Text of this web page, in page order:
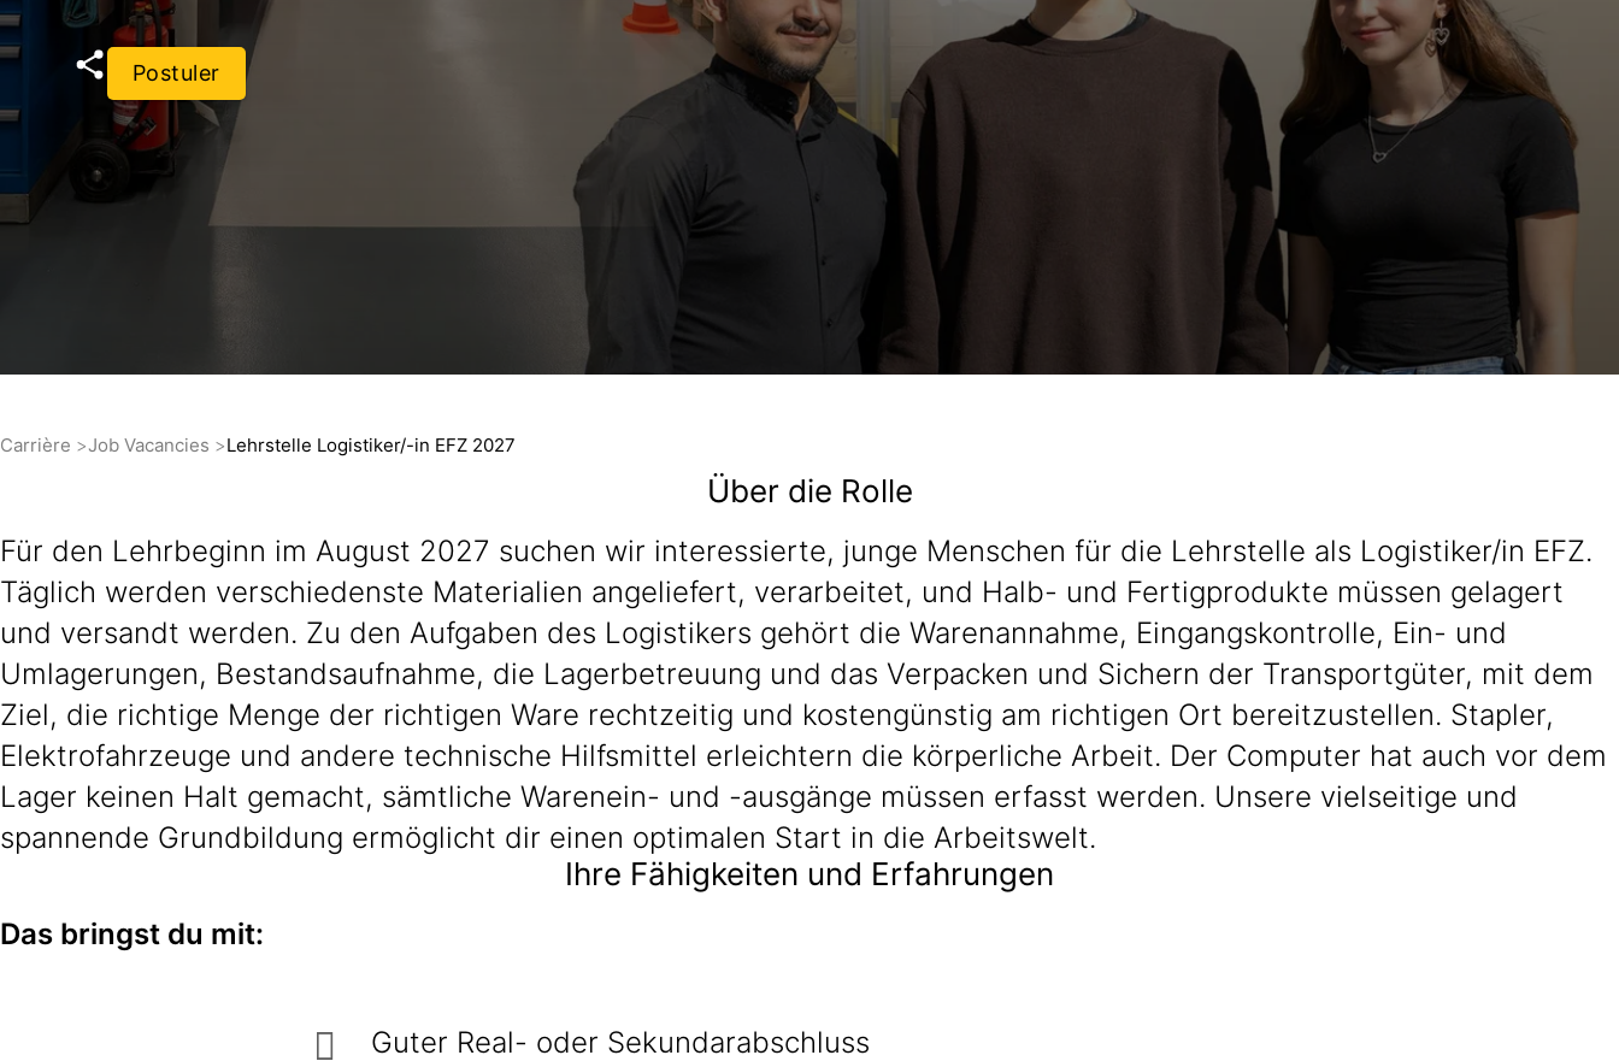
Postuler
Carrière Job Vacancies Lehrstelle Logistiker/-in EFZ 2027
Über die Rolle
Für den Lehrbeginn im August 2027 suchen wir interessierte, junge Menschen für die Lehrstelle als Logistiker/in EFZ.
Täglich werden verschiedenste Materialien angeliefert, verarbeitet, und Halb- und Fertigprodukte müssen gelagert
und versandt werden. Zu den Aufgaben des Logistikers gehört die Warenannahme, Eingangskontrolle, Ein- und
Umlagerungen, Bestandsaufnahme, die Lagerbetreuung und das Verpacken und Sichern der Transportgüter, mit dem
Ziel, die richtige Menge der richtigen Ware rechtzeitig und kostengünstig am richtigen Ort bereitzustellen. Stapler,
Elektrofahrzeuge und andere technische Hilfsmittel erleichtern die körperliche Arbeit. Der Computer hat auch vor dem
Lager keinen Halt gemacht, sämtliche Warenein- und -ausgänge müssen erfasst werden. Unsere vielseitige und
spannende Grundbildung ermöglicht dir einen optimalen Start in die Arbeitswelt.
Ihre Fähigkeiten und Erfahrungen
Das bringst du mit:
Guter Real- oder Sekundarabschluss